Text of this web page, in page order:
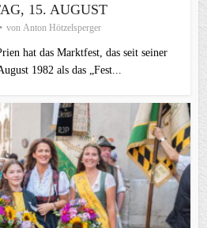
15. AUGUST
von Anton Hötzelsperger
hat das Marktfest, das seit seiner
1982 als das „Fest...